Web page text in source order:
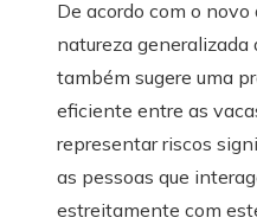
De acordo com o novo
natureza generalizada
também sugere uma
eficiente entre as
representar riscos
as pessoas que
estreitamente com